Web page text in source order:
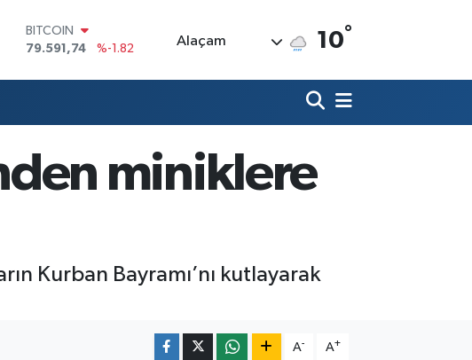
DOLAR
45,43620
%0.02
6862,09000
BİST100
14.598,00
%0
Alaçam 10°
miniklere
Kurban Bayramı’nı kutlayarak
A- A+